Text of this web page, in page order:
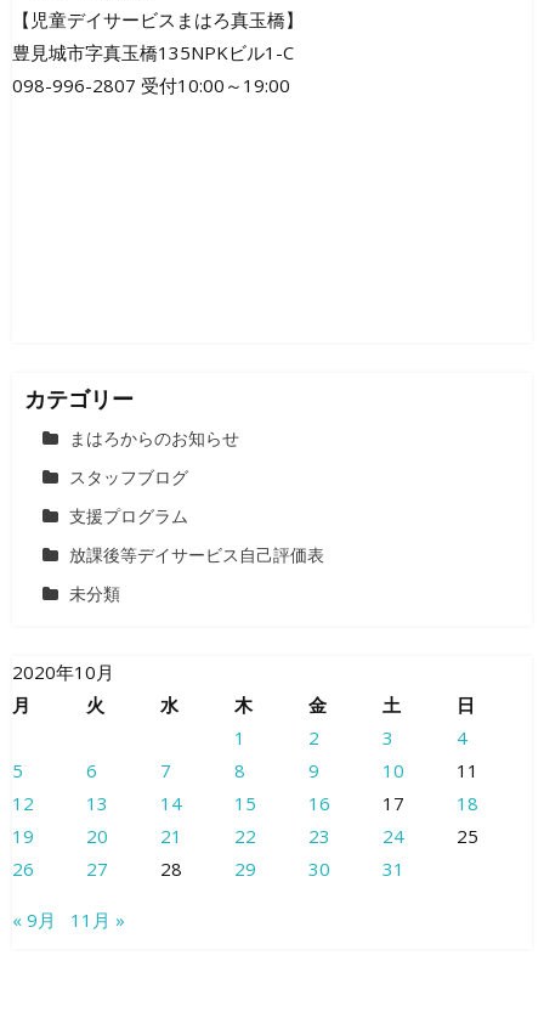
ビ
ゲ
【児童デイサービスまはろ真玉橋】
豊見城市字真玉橋135NPKビル1-C
098-996-2807 受付10:00～19:00
カテゴリー
まはろからのお知らせ
スタッフブログ
支援プログラム
放課後等デイサービス自己評価表
未分類
2020年10月
月
火 水 木 金 土
日
1
2 3
4
5
6 7 8 9 10
11
12
13 14 15 16 17
18
19
20 21 22 23 24
25
26
27 28 29 30 31
« 9月 11月 »